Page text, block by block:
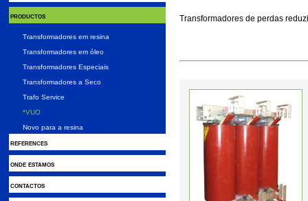
productos
Transformadores em resina
Transformadores em óleo
Transformadores Especiais
Transformadores a Seco
Trafo Service
*VUO
Novo para a resina
references
onde estamos
contactos
Transformadores de perdas